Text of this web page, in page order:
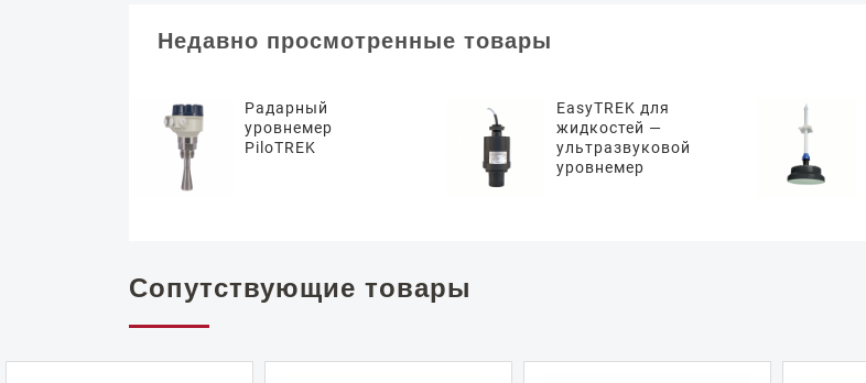
Недавно просмотренные товары
Радарный
уровнемер
PiloTREK
EasyTREK для
жидкостей —
ультразвуковой
уровнемер
Сопутствующие товары